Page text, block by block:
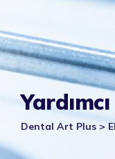
Dental Art Plus >